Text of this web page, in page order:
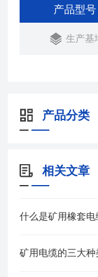
2.2-91）
本产品适用于
似设备用的铜
产品型号
生产基
产品分类
相关文章
什么是矿用橡套
矿用电缆的三大种